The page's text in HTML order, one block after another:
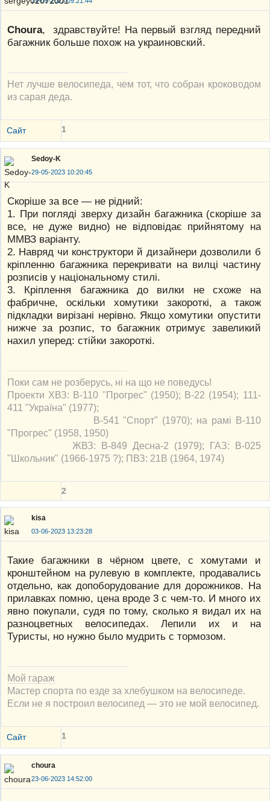
Choura, здравствуйте! На первый взгляд передний
багажник больше похож на украиновский.
Нет лучше велосипеда, чем тот, что собран кроководом
из сарая деда.
Сайт 1
Sedoy-K
29-05-2023 10:20:45
Скоріше за все — не рідний:
1. При погляді зверху дизайн багажника (скоріше за
все, не дуже видно) не відповідає прийнятому на
ММВЗ варіанту.
2. Навряд чи конструктори й дизайнери дозволили б
кріпленню багажника перекривати на вилці частину
розписів у національному стилі.
3. Кріплення багажника до вилки не схоже на
фабричне, оскільки хомутики закороткі, а також
підкладки вирізані нерівно. Якщо хомутики опустити
нижче за розпис, то багажник отримує завеликий
нахил уперед: стійки закороткі.
Поки сам не розберусь, ні на що не поведусь!
Проекти ХВЗ: В-110 "Прогрес" (1950); В-22 (1954); 111-
411 "Україна" (1977);
В-541 "Спорт" (1970); на рамі В-110
"Прогрес" (1958, 1950)
ЖВЗ: В-849 Десна-2 (1979); ГАЗ: В-025
"Школьник" (1966-1975 ?); ПВЗ: 21В (1964, 1974)
2
kisa
03-06-2023 13:23:28
Такие багажники в чёрном цвете, с хомутами и
кронштейном на рулевую в комплекте, продавались
отдельно, как допоборудование для дорожников. На
прилавках помню, цена вроде 3 с чем-то. И много их
явно покупали, судя по тому, сколько я видал их на
разноцветных велосипедах. Лепили их и на
Туристы, но нужно было мудрить с тормозом.
Мой гараж
Мастер спорта по езде за хлебушком на велосипеде.
Если не я построил велосипед — это не мой велосипед.
Сайт 1
choura
23-06-2023 14:52:00